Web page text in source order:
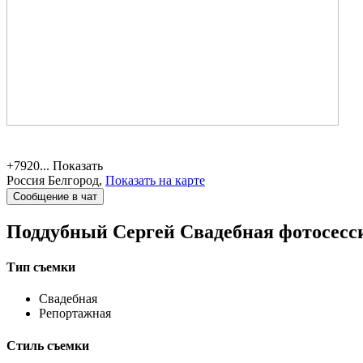
+7920... Показать
Россия Белгород, Показать на карте
Сообщение в чат
Поддубный Сергей Свадебная
Тип съемки
Свадебная
Репортажная
Стиль съемки